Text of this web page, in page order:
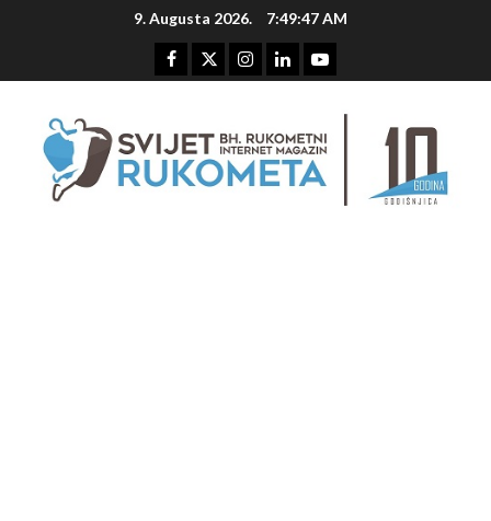
9. Augusta 2026. 7:49:48 AM